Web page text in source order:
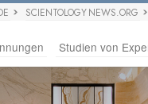
SCIENTOLOGY NEWS.ORG
Studien von